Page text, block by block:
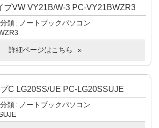
プVW VY21B/W-3 PC-VY21BWZR3
分類
ノートブックパソコン
詳細ページはこちら
C LG20SS/UE PC-LG20SSUJE
分類
ノートブックパソコン